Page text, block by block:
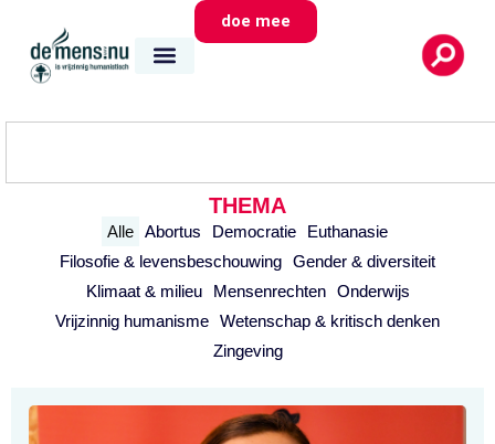
doe mee
THEMA
Abortus Democratie
Euthanasie
Filosofie & levensbeschouwing Gender & diversiteit
Klimaat & milieu
Mensenrechten
Onderwijs
Vrijzinnig humanisme Wetenschap & kritisch denken
Zingeving
Alle